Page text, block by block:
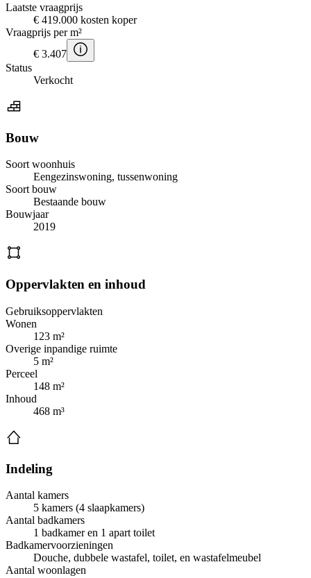
Laatste vraagprijs
€ 419.000 kosten koper
Vraagprijs per m²
€ 3.407
Status
Verkocht
Bouw
Soort woonhuis
Eengezinswoning, tussenwoning
Soort bouw
Bestaande bouw
Bouwjaar
2019
Oppervlakten en inhoud
Gebruiksoppervlakten
Wonen
123 m²
Overige inpandige ruimte
5 m²
Perceel
148 m²
Inhoud
468 m³
Indeling
Aantal kamers
5 kamers (4 slaapkamers)
Aantal badkamers
1 badkamer en 1 apart toilet
Badkamervoorzieningen
Douche, dubbele wastafel, toilet, en wastafelmeubel
Aantal woonlagen